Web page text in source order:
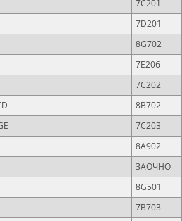
7C201
7D201
8G702
7Е206
7C202
8B702
7C203
8A902
ЗАОЧНО
8G501
7B703